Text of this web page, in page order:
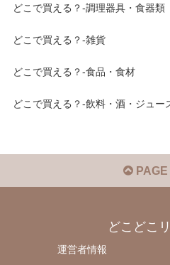
どこで買える？-調理器具・食器類
どこで買える？-雑貨
どこで買える？-食品・食材
どこで買える？-飲料・酒・ジュー
どこどこ
運営者情報